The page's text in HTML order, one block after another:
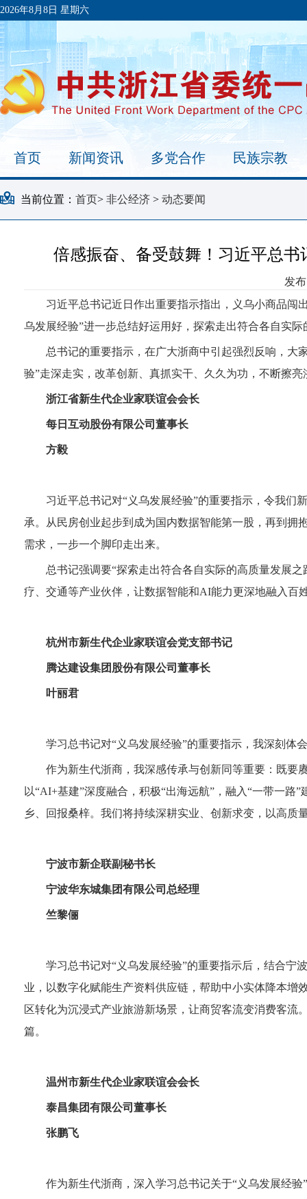
2026年8月8日 星期六
首页 新闻资讯 多党合作 民族宗教
当前位置： 首页> 非公经济 > 动态要闻
倍感振奋、备受鼓舞！习近平总
发
习近平总书记近日作出重要指示指出，义乌小商品闯
乌发展经验”进一步总结好运用好，探索走出符合各自实
总书记的重要指示，在广大浙商中引起强烈反响，大
验”走深走实，改革创新、真抓实干、久久为功，不断擦
浙江省新生代企业家联谊会会长
每日互动股份有限公司董事长
方毅
习近平总书记对“义乌发展经验”的重要指示，令我们
承。从民房创业起步到成为国内数据智能第一股，再到拥
需求，一步一个脚印走出来。
总书记强调要“探索走出符合各自实际的高质量发展
疗、交通等产业伙伴，让数据智能和AI能力更深地融入百
杭州市新生代企业家联谊会党支部书记
腾达建设集团股份有限公司董事长
叶丽君
学习总书记对“义乌发展经验”的重要指示，我深刻体
作为新生代浙商，我深感传承与创新同等重要：既要
以“AI+基建”深度融合，积极“出海远航”，融入“一带一
乡、回报桑梓。我们将持续深耕实业、创新求变，以高质
宁波市新企联副秘书长
宁波华东城集团有限公司总经理
竺黎俪
学习总书记对“义乌发展经验”的重要指示后，结合宁
业，以数字化赋能生产资料供应链，帮助中小实体降本增
区转化为沉浸式产业旅游新场景，让商贸客流变消费客
篇。
温州市新生代企业家联谊会会长
泰昌集团有限公司董事长
张鹏飞
作为新生代浙商，深入学习总书记关于“义乌发展经